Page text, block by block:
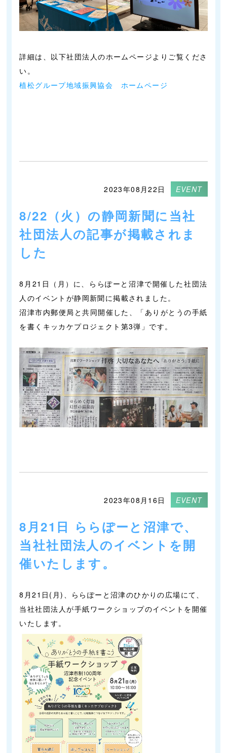
詳細は、以下社団法人のホームページよりご覧くださ
い。
植松グループ地域振興協会 ホームページ
2023年08月22日 EVENT
8/22（火）の静岡新聞に当社
社団法人の記事が掲載されま
した
8月21日（月）に、ららぽーと沼津で開催した社団法
人のイベントが静岡新聞に掲載されました。
沼津市内郵便局と共同開催した、「ありがとうの手紙
を書くキッカケプロジェクト第3弾」です。
2023年08月16日 EVENT
8月21日 ららぽーと沼津で、
当社社団法人のイベントを開
催いたします。
8月21日(月)、ららぽーと沼津のひかりの広場にて、
当社社団法人が手紙ワークショップのイベントを開催
いたします。